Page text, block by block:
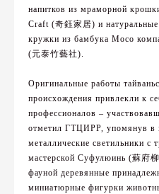
напитков из мраморной
Craft (奇鈺家居) и
кружки из бамбука Мосо
(元泰竹藝社).
Оригинальные работы
происхождения привлекли к
профессионалов –
отметил ГТЦИРР, упомянув в
металлические светильники
мастерской Суфулюинь (蘇府
фауной деревянные
миниатюрные фигурки